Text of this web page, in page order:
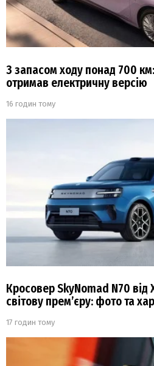
З запасом ходу понад 700
отримав електричну версію
16 годин тому
Кросовер SkyNomad N70 від
світову прем’єру: фото та
17 годин тому